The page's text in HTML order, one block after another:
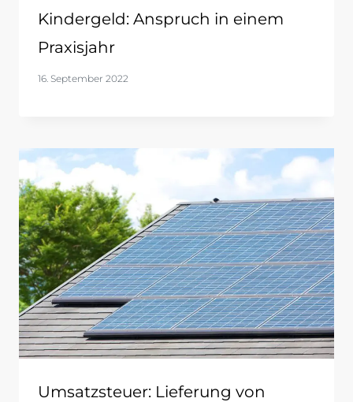
Kindergeld: Anspruch in einem
Praxisjahr
16. September 2022
Umsatzsteuer: Lieferung von